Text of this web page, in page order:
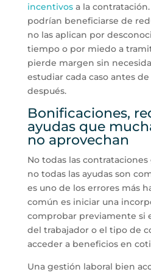
incentivosa la
podrían beneficiarse de
no las aplican por
tiempo o por miedo a
pierde margen sin
estudiar cada caso antes
después.
Bonificaciones,
ayudas que
no aprovechan
No todas las
no todas las ayudas son
es uno de los errores más
común es iniciar una
comprobar previamente si
del trabajador o el tipo de
acceder a beneficios en
Una gestión laboral bien